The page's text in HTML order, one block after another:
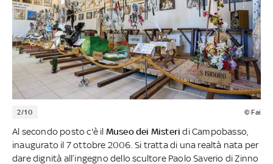
2/10 © Fai
Al secondo posto c'è il Museo dei Misteri di Campobasso,
inaugurato il 7 ottobre 2006. Si tratta di una realtà nata per
dare dignità all’ingegno dello scultore Paolo Saverio di Zinno